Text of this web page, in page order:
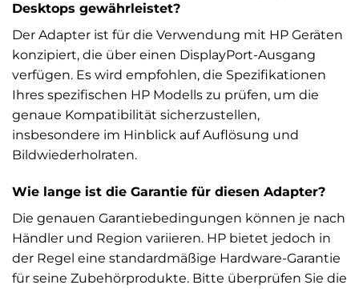
Desktops gewährleistet?
Der Adapter ist für die Verwendung mit HP Geräten
konzipiert, die über einen DisplayPort-Ausgang
verfügen. Es wird empfohlen, die Spezifikationen
Ihres spezifischen HP Modells zu prüfen, um die
genaue Kompatibilität sicherzustellen,
insbesondere im Hinblick auf Auflösung und
Bildwiederholraten.
Wie lange ist die Garantie für diesen Adapter?
Die genauen Garantiebedingungen können je nach
Händler und Region variieren. HP bietet jedoch in
der Regel eine standardmäßige Hardware-Garantie
für seine Zubehörprodukte. Bitte überprüfen Sie die